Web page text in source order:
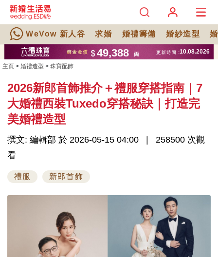
WeVow 新人谷 求婚 婚禮籌備 婚紗造型
主頁 > 婚禮造型 > 珠寶配飾
2026新郎首飾推介＋禮服穿搭指南｜7
大婚禮西裝Tuxedo穿搭秘訣｜打造完
美婚禮造型
撰文: 編輯部 於 2026-05-15 04:00
258500 次觀
看
禮服 新郎首飾